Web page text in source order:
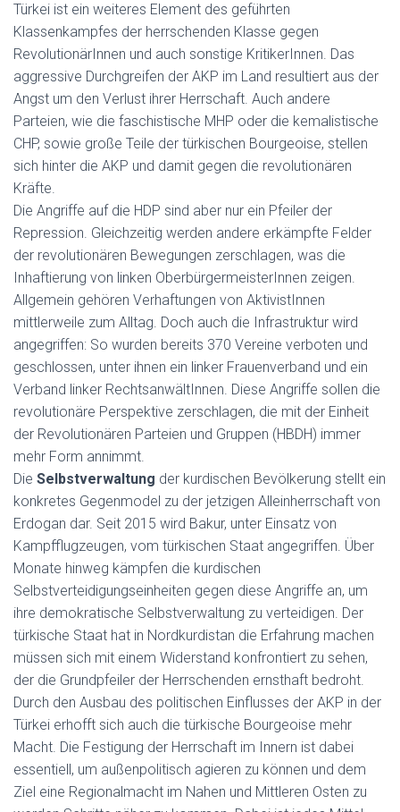
Türkei ist ein weiteres Element des geführten
Klassenkampfes der herrschenden Klasse gegen
RevolutionärInnen und auch sonstige KritikerInnen. Das
aggressive Durchgreifen der AKP im Land resultiert aus der
Angst um den Verlust ihrer Herrschaft. Auch andere
Parteien, wie die faschistische MHP oder die kemalistische
CHP, sowie große Teile der türkischen Bourgeoise, stellen
sich hinter die AKP und damit gegen die revolutionären
Kräfte.
Die Angriffe auf die HDP sind aber nur ein Pfeiler der
Repression. Gleichzeitig werden andere erkämpfte Felder
der revolutionären Bewegungen zerschlagen, was die
Inhaftierung von linken OberbürgermeisterInnen zeigen.
Allgemein gehören Verhaftungen von AktivistInnen
mittlerweile zum Alltag. Doch auch die Infrastruktur wird
angegriffen: So wurden bereits 370 Vereine verboten und
geschlossen, unter ihnen ein linker Frauenverband und ein
Verband linker RechtsanwältInnen. Diese Angriffe sollen die
revolutionäre Perspektive zerschlagen, die mit der Einheit
der Revolutionären Parteien und Gruppen (HBDH) immer
mehr Form annimmt.
Die Selbstverwaltung der kurdischen Bevölkerung stellt ein
konkretes Gegenmodel zu der jetzigen Alleinherrschaft von
Erdogan dar. Seit 2015 wird Bakur, unter Einsatz von
Kampfflugzeugen, vom türkischen Staat angegriffen. Über
Monate hinweg kämpfen die kurdischen
Selbstverteidigungseinheiten gegen diese Angriffe an, um
ihre demokratische Selbstverwaltung zu verteidigen. Der
türkische Staat hat in Nordkurdistan die Erfahrung machen
müssen sich mit einem Widerstand konfrontiert zu sehen,
der die Grundpfeiler der Herrschenden ernsthaft bedroht.
Durch den Ausbau des politischen Einflusses der AKP in der
Türkei erhofft sich auch die türkische Bourgeoise mehr
Macht. Die Festigung der Herrschaft im Innern ist dabei
essentiell, um außenpolitisch agieren zu können und dem
Ziel eine Regionalmacht im Nahen und Mittleren Osten zu